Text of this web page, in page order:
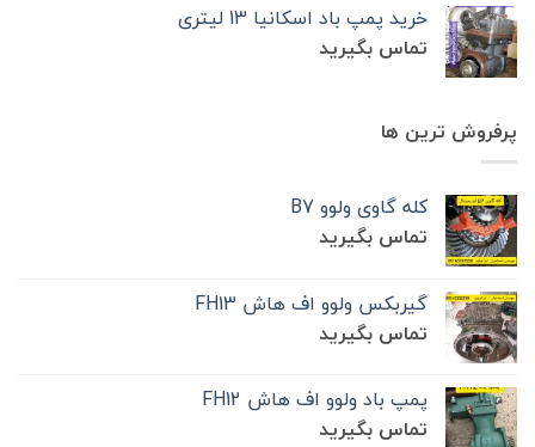
خرید پمپ باد اسکانیا 13 لیتری
تماس بگیرید
پرفروش ترین ها
کله گاوی ولوو B7
تماس بگیرید
گیربکس ولوو اف هاش FH13
تماس بگیرید
پمپ باد ولوو اف هاش FH12
تماس بگیرید